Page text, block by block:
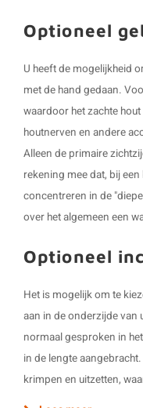
Optioneel
U heeft de mogelijkheid
met de hand gedaan.
waardoor het zachte
houtnerven en andere
Alleen de primaire
rekening mee dat, bij
concentreren in de
over het algemeen een
Optioneel
Het is mogelijk om te
aan in de onderzijde
normaal gesproken in
in de lengte
krimpen en uitzetten,